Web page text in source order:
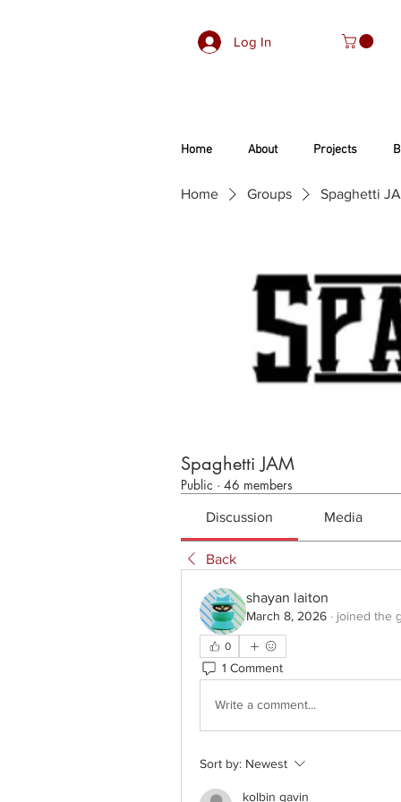
Log In
Home About Projects
Home Groups Spaghetti
Spaghetti JAM
Public · 46 members
Discussion Media
Back
shayan laiton
March 8, 2026 · joined the
0
1 Comment
Write a comment...
Sort by: Newest
kolbin gavin